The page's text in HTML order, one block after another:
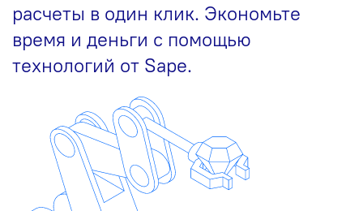
расчеты в один клик. Экономьте
время и деньги с помощью
технологий от Sape.